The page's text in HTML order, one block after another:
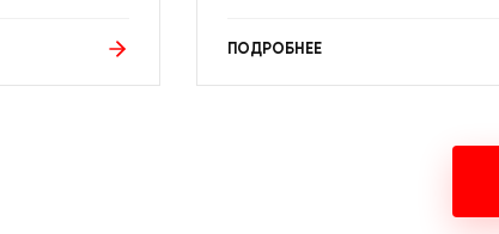
ПОДРОБНЕЕ